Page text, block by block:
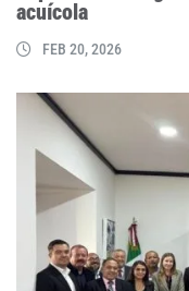
acuícola
FEB 20, 2026